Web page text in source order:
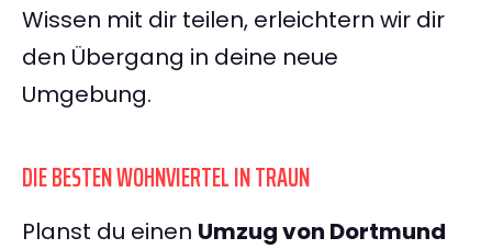
Wissen mit dir teilen, erleichtern wir dir
den Übergang in deine neue
Umgebung.
DIE BESTEN WOHNVIERTEL IN TRAUN
Planst du einen Umzug von Dortmund